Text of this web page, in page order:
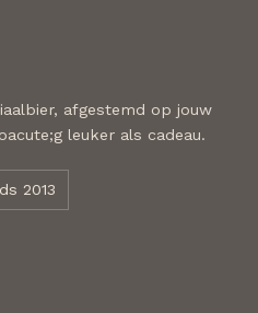
afgestemd op jouw
leuker als cadeau.
2013